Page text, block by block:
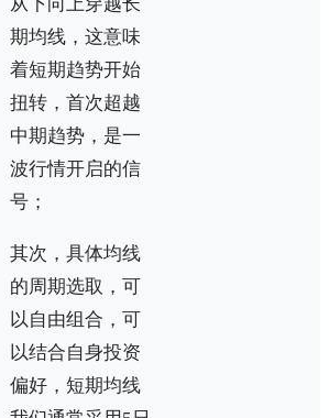
期均线，这意味
着短期趋势开始
扭转，首次超越
中期趋势，是一
波行情开启的信
号；
其次，具体均线
的周期选取，可
以自由组合，可
以结合自身投资
偏好，短期均线